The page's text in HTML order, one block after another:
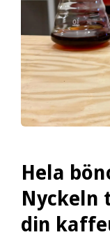
Hela
Nyckeln
din